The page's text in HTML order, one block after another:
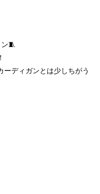
🧵
ディガンとは少しちがう